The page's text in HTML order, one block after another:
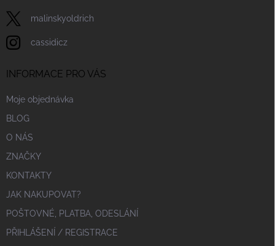
malinskyoldrich
cassidicz
INFORMACE PRO VÁS
Moje objednávka
BLOG
O NÁS
ZNAČKY
KONTAKTY
JAK NAKUPOVAT?
POŠTOVNÉ, PLATBA, ODESLÁNÍ
PŘIHLÁŠENÍ / REGISTRACE